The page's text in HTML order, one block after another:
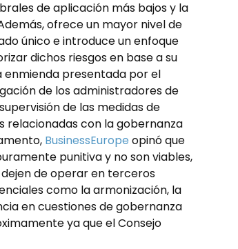
de aplicación más bajos y la
ofrece un mayor nivel de
único e introduce un enfoque
dichos riesgos en base a su
enmienda presentada por el
de los administradores de
de las medidas de
relacionadas con la gobernanza
BusinessEurope opinó que
punitiva y no son viables,
de operar en terceros
como la armonización, la
en cuestiones de gobernanza
ya que el Consejo